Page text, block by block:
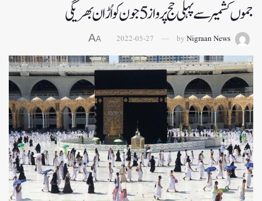
جموں کشمیر سے پہلی حج پرواز 5جون کو اُڑان بھریگی
by Nigraan News
2022-05-27
A
A